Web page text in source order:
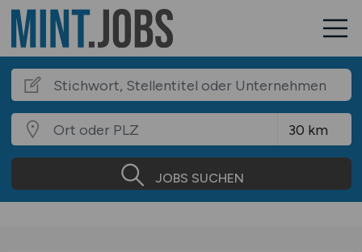
JOBS SUCHEN